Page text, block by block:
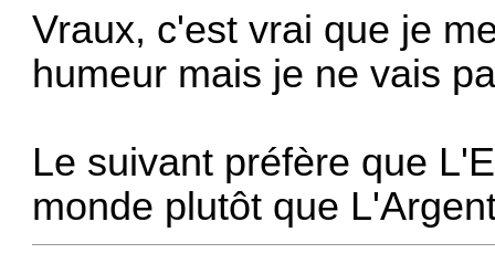
Vraux, c'est vrai que je
humeur mais je ne vais
Le suivant préfère que
monde plutôt que